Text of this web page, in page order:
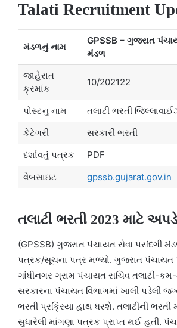
Talati Recruitment
મંડળનું નામ
GPSSB – ગુજરાત
મંડળ
જાહેરાત
ક્રમાંક
10/202122
પોસ્ટનુ નામ
તલાટી ભરતી
કેટેગરી
સરકારી ભરતી
દર્શાવતું પત્રક
PDF
વેબસાઇટ
gpssb.gujarat.gov.in
તલાટી ભરતી 2023 માટે
(GPSSB) ગુજરાત પંચાયત સેવા પસંદગી
પત્રક/સૂચના પત્ર મળ્યો. ગુજરાત પંચાયત
ગાંધીનગર ગ્રામ પંચાયત સચિવ તલાટી-કમ-
સરકારના પંચાયત વિભાગમાં ખાલી પડેલી
ભરતી પ્રક્રિયા હાથ ધરશે. તલાટીની ભરતી
સુધારેલી માંગણા પત્રક પ્રાપ્ત થઈ હતી.